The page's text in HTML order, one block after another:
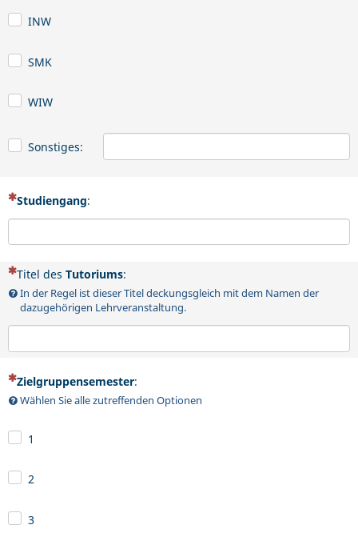
INW
SMK
WIW
Sonstiges:
(Dies ist eine Pflichtfrage.)
Studiengang:
(Dies ist eine Pflichtfrage.)
Titel des Tutoriums:
In der Regel ist dieser Titel deckungsgleich mit dem Namen der
dazugehörigen Lehrveranstaltung.
(Dies ist eine Pflichtfrage.)
Zielgruppensemester:
Wählen Sie alle zutreffenden Optionen
1
2
3